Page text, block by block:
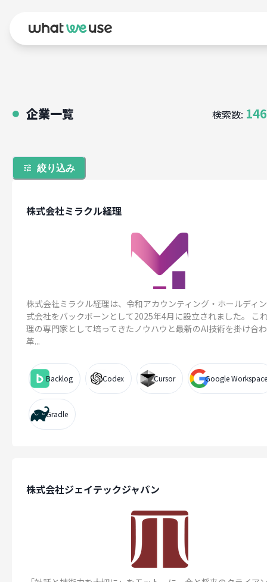
● 企業一覧 検索数: 146
絞り込み
株式会社ミラクル経理
株式会社ミラクル経理は、令和アカウンティング・ホールディ
式会社をバックボーンとして2025年4月に設立されました。 こ
理の専門家として培ってきたノウハウと最新のAI技術を掛け合
革...
Backlog Codex Cursor Google Workspace
Gradle
株式会社ジェイテックジャパン